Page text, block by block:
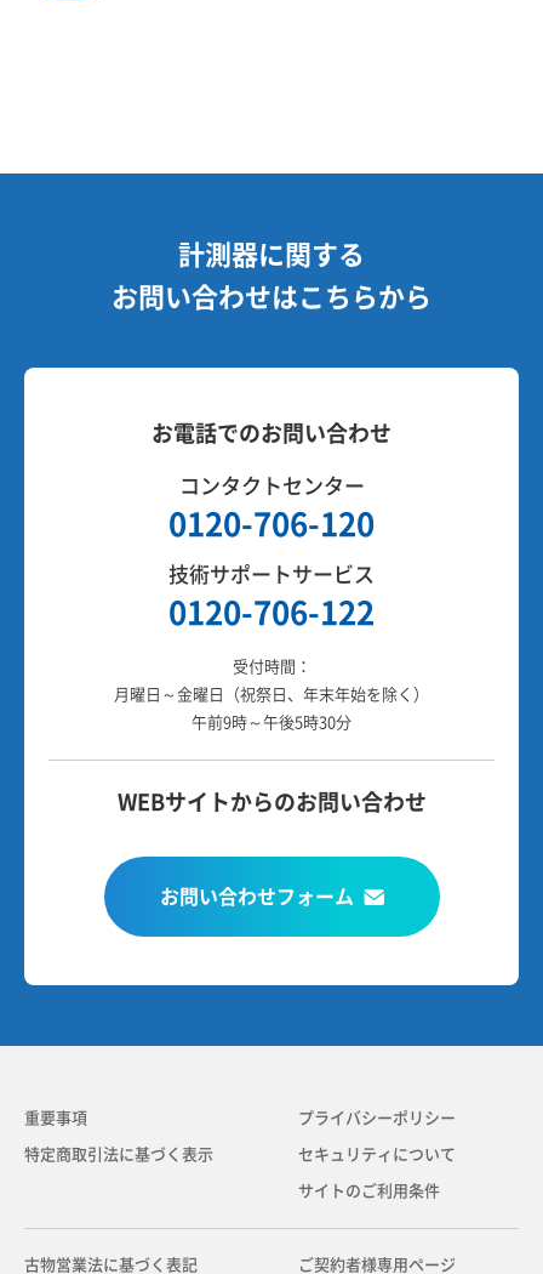
計測器に関する
お問い合わせはこちらから
お電話でのお問い合わせ
コンタクトセンター
0120-706-120
技術サポートサービス
0120-706-122
受付時間：
月曜日～金曜日（祝祭日、年末年始を除く）
午前9時～午後5時30分
WEBサイトからのお問い合わせ
お問い合わせフォーム
重要事項
特定商取引法に基づく表示
プライバシーポリシー
セキュリティについて
サイトのご利用条件
古物営業法に基づく表記 ご契約者様専用ページ